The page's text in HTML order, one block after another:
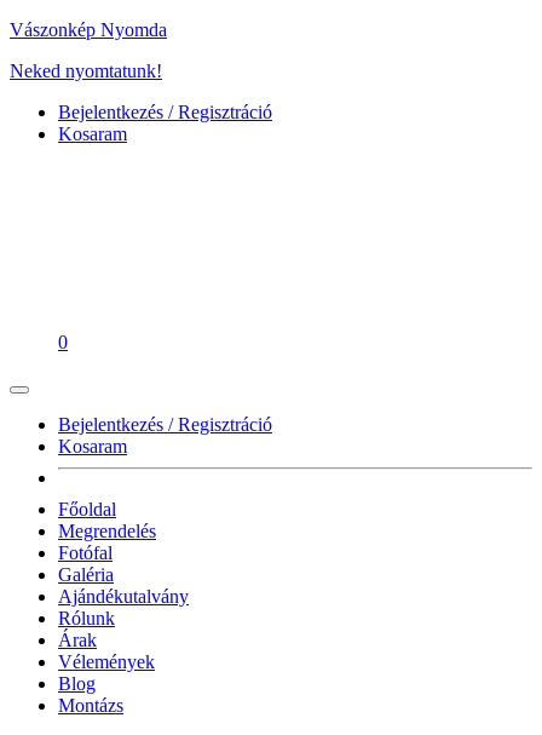
Vászonkép Nyomda
Neked nyomtatunk!
Bejelentkezés / Regisztráció
Kosaram
0
Bejelentkezés / Regisztráció
Kosaram
Főoldal
Megrendelés
Fotófal
Galéria
Ajándékutalvány
Rólunk
Árak
Vélemények
Blog
Montázs